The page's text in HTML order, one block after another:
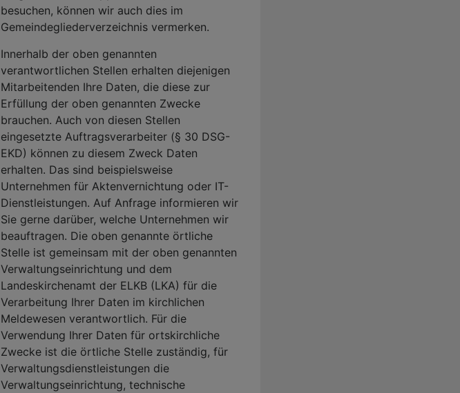
besuchen, können wir auch dies im
Gemeindegliederverzeichnis vermerken.
Innerhalb der oben genannten
verantwortlichen Stellen erhalten diejenigen
Mitarbeitenden Ihre Daten, die diese zur
Erfüllung der oben genannten Zwecke
brauchen. Auch von diesen Stellen
eingesetzte Auftragsverarbeiter (§ 30 DSG-
EKD) können zu diesem Zweck Daten
erhalten. Das sind beispielsweise
Unternehmen für Aktenvernichtung oder IT-
Dienstleistungen. Auf Anfrage informieren wir
Sie gerne darüber, welche Unternehmen wir
beauftragen. Die oben genannte örtliche
Stelle ist gemeinsam mit der oben genannten
Verwaltungseinrichtung und dem
Landeskirchenamt der ELKB (LKA) für die
Verarbeitung Ihrer Daten im kirchlichen
Meldewesen verantwortlich. Für die
Verwendung Ihrer Daten für ortskirchliche
Zwecke ist die örtliche Stelle zuständig, für
Verwaltungsdienstleistungen die
Verwaltungseinrichtung, technische